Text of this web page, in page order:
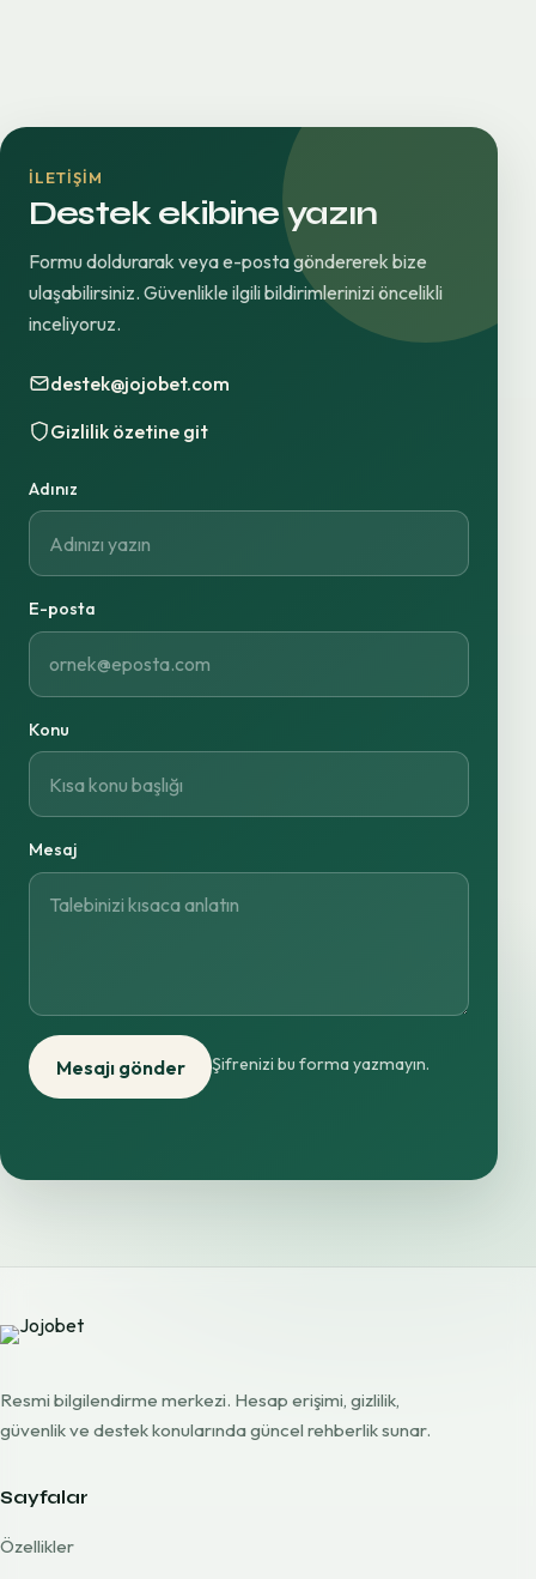
İLETIŞIM
Destek ekibine yazın
Formu doldurarak veya e-posta göndererek bize
ulaşabilirsiniz. Güvenlikle ilgili bildirimlerinizi öncelikli
inceliyoruz.
destek@jojobet.com
Gizlilik özetine git
Adınız
E-posta
Konu
Mesaj
Mesajı gönder Şifrenizi bu forma yazmayın.
Resmi bilgilendirme merkezi. Hesap erişimi, gizlilik,
güvenlik ve destek konularında güncel rehberlik sunar.
Sayfalar
Özellikler